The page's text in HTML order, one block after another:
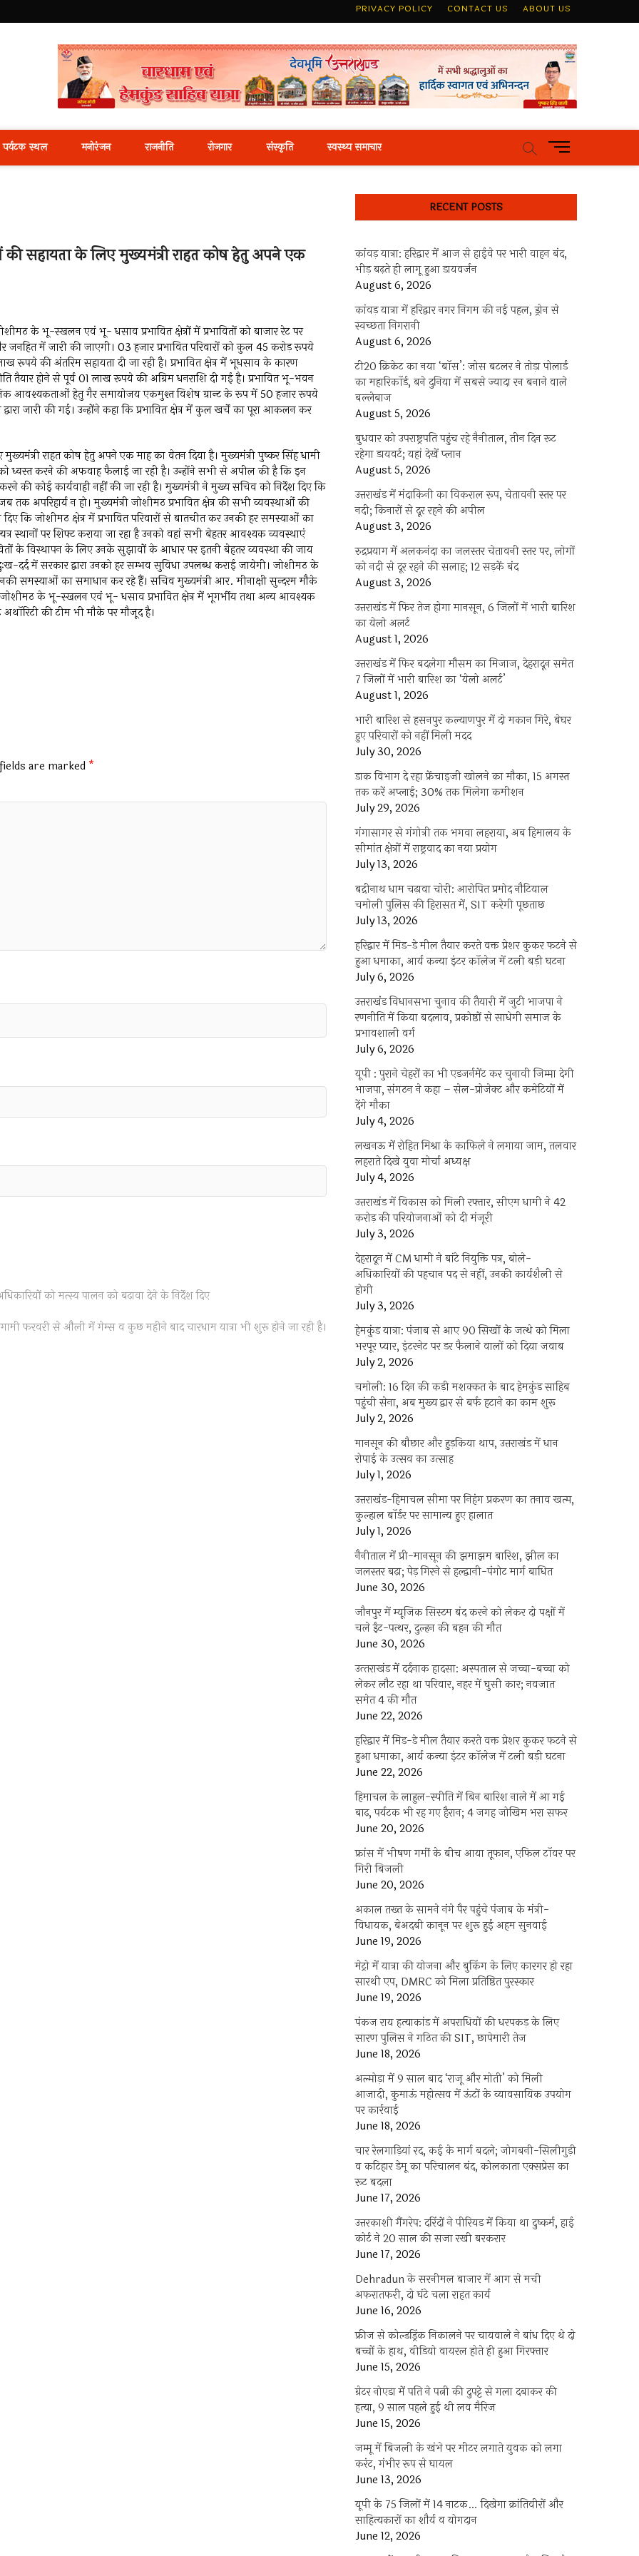
PRIVACY POLICY CONTACT US ABOUT US
News Portal
पर्यटक स्थल मनोरंजन राजनीति रोजगार संस्कृति स्वस्थ्य समाचार
M
e
u
u
t
की सहायता के लिए मुख्यमंत्री राहत कोष हेतु अपने एक
के भू-स्खलन एवं भू- धसाव प्रभावित क्षेत्रों में प्रभावितों को बाजार रेट पर
में जारी की जाएगी। 03 हजार प्रभावित परिवारों को कुल 45 करोड़ रूपये
रूपये की अंतरिम सहायता दी जा रही है। प्रभावित क्षेत्र में भूधसाव के कारण
तैयार होने से पूर्व 01 लाख रूपये की अग्रिम धनराशि दी गई है। प्रभावित भू-भवन
आवश्यकताओं हेतु गैर समायोजय एकमुश्त विशेष ग्रान्ट के रूप में 50 हजार रूपये
जारी की गई। उन्होंने कहा कि प्रभावित क्षेत्र में कुल खर्चे का पूरा आकलन कर
राहत कोष हेतु अपने एक माह का वेतन दिया है। मुख्यमंत्री पुष्कर सिंह धामी
को ध्वस्त करने की अफवाह फैलाई जा रही है। उन्होंने सभी से अपील की है कि इन
की कोई कार्यवाही नहीं की जा रही है। मुख्यमंत्री ने मुख्य सचिव को निर्देश दिए कि
तक अपरिहार्य न हो। मुख्यमंत्री जोशीमठ प्रभावित क्षेत्र की सभी व्यवस्थाओं की
कि जोशीमठ क्षेत्र में प्रभावित परिवारों से बातचीत कर उनकी हर समस्याओं का
स्थानों पर शिफ्ट कराया जा रहा है उनको वहां सभी बेहतर आवश्यक व्यवस्थाएं
के विस्थापन के लिए उनके सुझावों के आधार पर इतनी बेहतर व्यवस्था की जाय
दर्द में सरकार द्वारा उनको हर सम्भव सुविधा उपलब्ध कराई जायेगी। जोशीमठ के
उनकी समस्याओं का समाधान कर रहे हैं। सचिव मुख्यमंत्री आर. मीनाक्षी सुन्दरम मौके
के भू-स्खलन एवं भू- धसाव प्रभावित क्षेत्र में भूगर्भीय तथा अन्य आवश्यक
की टीम भी मौके पर मौजूद है।
are marked *
को मत्स्य पालन को बढ़ावा देने के निर्देश दिए
फरवरी से औली में गेम्स व कुछ महीने बाद चारधाम यात्रा भी शुरू होने जा रही है।
RECENT POSTS
कांवड़ यात्रा: हरिद्वार में आज से हाईवे पर भारी वाहन बंद,
भीड़ बढ़ते ही लागू हुआ डायवर्जन
August 6, 2026
कांवड़ यात्रा में हरिद्वार नगर निगम की नई पहल, ड्रोन से
स्वच्छता निगरानी
August 6, 2026
टी20 क्रिकेट का नया ‘बॉस’: जोस बटलर ने तोड़ा पोलार्ड
का महारिकॉर्ड, बने दुनिया में सबसे ज्यादा रन बनाने वाले
बल्लेबाज
August 5, 2026
बुधवार को उपराष्ट्रपति पहुंच रहे नैनीताल, तीन दिन रूट
रहेगा डायवर्ट; यहां देखें प्‍लान
August 5, 2026
उत्तराखंड में मंदाकिनी का विकराल रूप, चेतावनी स्तर पर
नदी; किनारों से दूर रहने की अपील
August 3, 2026
रुद्रप्रयाग में अलकनंदा का जलस्तर चेतावनी स्तर पर, लोगों
को नदी से दूर रहने की सलाह; 12 सड़कें बंद
August 3, 2026
उत्तराखंड में फिर तेज होगा मानसून, 6 जिलों में भारी बारिश
का येलो अलर्ट
August 1, 2026
उत्तराखंड में फिर बदलेगा मौसम का मिजाज, देहरादून समेत
7 जिलों में भारी बारिश का ‘येलो अलर्ट’
August 1, 2026
भारी बारिश से हसनपुर कल्याणपुर में दो मकान गिरे, बेघर
हुए परिवारों को नहीं मिली मदद
July 30, 2026
डाक विभाग दे रहा फ्रेंचाइजी खोलने का मौका, 15 अगस्त
तक करें अप्लाई; 30% तक मिलेगा कमीशन
July 29, 2026
गंगासागर से गंगोत्री तक भगवा लहराया, अब हिमालय के
सीमांत क्षेत्रों में राष्ट्रवाद का नया प्रयोग
July 13, 2026
बद्रीनाथ धाम चढ़ावा चोरी: आरोपित प्रमोद नौटियाल
चमोली पुलिस की हिरासत में, SIT करेगी पूछताछ
July 13, 2026
हरिद्वार में मिड-डे मील तैयार करते वक्त प्रेशर कुकर फटने से
हुआ धमाका, आर्य कन्या इंटर कॉलेज में टली बड़ी घटना
July 6, 2026
उत्तराखंंड विधानसभा चुनाव की तैयारी में जुटी भाजपा ने
रणनीति में किया बदलाव, प्रकोष्ठों से साधेगी समाज के
प्रभावशाली वर्ग
July 6, 2026
यूपी : पुराने चेहरों का भी एडजर्नमेंट कर चुनावी जिम्मा देगी
भाजपा, संगठन ने कहा – सेल-प्रोजेक्ट और कमेटियों में
देंगे मौका
July 4, 2026
लखनऊ में रोहित मिश्रा के काफिले ने लगाया जाम, तलवार
लहराते दिखे युवा मोर्चा अध्यक्ष
July 4, 2026
उत्तराखंड में विकास को मिली रफ्तार, सीएम धामी ने 42
करोड़ की परियोजनाओं को दी मंजूरी
July 3, 2026
देहरादून में CM धामी ने बांटे नियुक्ति पत्र, बोले-
अधिकारियों की पहचान पद से नहीं, उनकी कार्यशैली से
होगी
July 3, 2026
हेमकुंड यात्रा: पंजाब से आए 90 सिखों के जत्थे को मिला
भरपूर प्यार, इंटरनेट पर डर फैलाने वालों को दिया जवाब
July 2, 2026
चमोली: 16 दिन की कड़ी मशक्कत के बाद हेमकुंड साहिब
पहुंची सेना, अब मुख्य द्वार से बर्फ हटाने का काम शुरू
July 2, 2026
मानसून की बौछार और हुड़किया थाप, उत्तराखंड में धान
रोपाई के उत्सव का उत्साह
July 1, 2026
उत्तराखंड-हिमाचल सीमा पर निहंग प्रकरण का तनाव खत्म,
कुल्हाल बॉर्डर पर सामान्य हुए हालात
July 1, 2026
नैनीताल में प्री-मानसून की झमाझम बारिश, झील का
जलस्तर बढ़ा; पेड़ गिरने से हल्द्वानी-पंगोट मार्ग बाधित
June 30, 2026
जौनपुर में म्यूजिक सिस्टम बंद करने को लेकर दो पक्षों में
चले ईंट-पत्थर, दुल्हन की बहन की मौत
June 30, 2026
उत्‍तराखंड में दर्दनाक हादसा: अस्पताल से जच्चा-बच्चा को
लेकर लौट रहा था परिवार, नहर में घुसी कार; नवजात
समेत 4 की मौत
June 22, 2026
हरिद्वार में मिड-डे मील तैयार करते वक्त प्रेशर कुकर फटने से
हुआ धमाका, आर्य कन्या इंटर कॉलेज में टली बड़ी घटना
June 22, 2026
हिमाचल के लाहुल-स्पीति में बिन बारिश नाले में आ गई
बाढ़, पर्यटक भी रह गए हैरान; 4 जगह जोखिम भरा सफर
June 20, 2026
फ्रांस में भीषण गर्मी के बीच आया तूफान, एफिल टॉवर पर
गिरी बिजली
June 20, 2026
अकाल तख्त के सामने नंगे पैर पहुंचे पंजाब के मंत्री-
विधायक, बेअदबी कानून पर शुरू हुई अहम सुनवाई
June 19, 2026
मेट्रो में यात्रा की योजना और बुकिंग के लिए कारगर हो रहा
सारथी एप, DMRC को मिला प्रतिष्ठित पुरस्कार
June 19, 2026
पंकज राय हत्याकांड में अपराधियों की धरपकड़ के लिए
सारण पुलिस ने गठित की SIT, छापेमारी तेज
June 18, 2026
अल्मोड़ा में 9 साल बाद ‘राजू और मोती’ को मिली
आजादी, कुमाऊं महोत्सव में ऊंटों के व्यावसायिक उपयोग
पर कार्रवाई
June 18, 2026
चार रेलगाड़ियां रद, कई के मार्ग बदले; जोगबनी-सिलीगुड़ी
व कटिहार डेमू का परिचालन बंद, कोलकाता एक्सप्रेस का
रूट बदला
June 17, 2026
उत्तरकाशी गैंगरेप: दरिंदों ने पीरियड में किया था दुष्कर्म, हाई
कोर्ट ने 20 साल की सजा रखी बरकरार
June 17, 2026
Dehradun के सरनीमल बाजार में आग से मची
अफरातफरी, दो घंटे चला राहत कार्य
June 16, 2026
फ्रीज से कोल्डड्रिंक निकालने पर चायवाले ने बांध दिए थे दो
बच्चों के हाथ, वीडियो वायरल होते ही हुआ गिरफ्तार
June 15, 2026
ग्रेटर नोएडा में पति ने पत्नी की दुपट्टे से गला दबाकर की
हत्या, 9 साल पहले हुई थी लव मैरिज
June 15, 2026
जम्मू में बिजली के खंभे पर मीटर लगाते युवक को लगा
करंट, गंभीर रूप से घायल
June 13, 2026
यूपी के 75 जिलों में 14 नाटक… दिखेगा क्रांतिवीरों और
साहित्यकारों का शौर्य व योगदान
June 12, 2026